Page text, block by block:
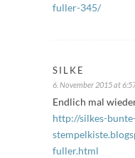
fuller-345/
SILKE
6. November 2015 at
Endlich mal
http://silkes-
fuller.html